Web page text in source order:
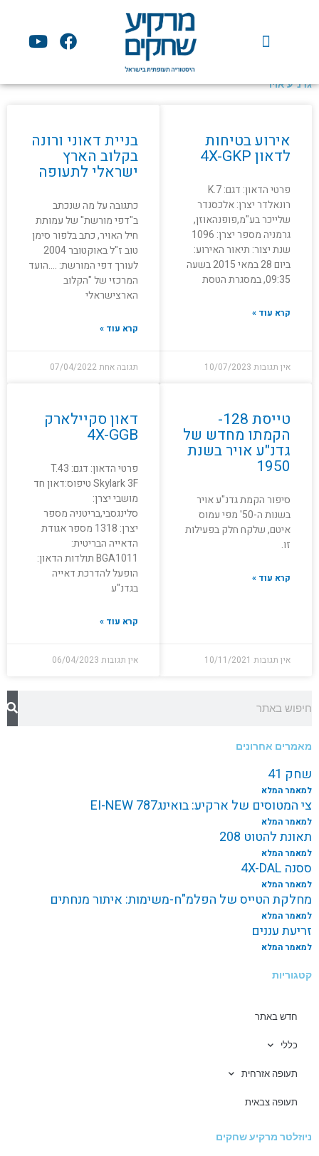
F
a
e
o
k
Y
o
t
e
גדנ"ע אויר
אירוע בטיחות
לדאון 4X-GKP
פרטי הדאון: דגם: K.7
רונאלדר יצרן: אלכסנדר
שלייכר בע"מ,פופנהאוזן,
גרמניה מספר יצרן: 1096
שנת יצור: תיאור האירוע:
ביום 28 במאי 2015 בשעה
09:35, במסגרת הטסת
קרא עוד »
אין תגובות 10/07/2023
בניית דאוני ורונה
בקלוב הארץ
ישראלי לתעופה
כתגובה על מה שנכתב
ב"דפי מורשת" של עמותת
חיל האויר, כתב בלפור סימן
טוב ז"ל באוקטובר 2004
לעורך דפי המורשת: ….הועד
המרכזי של "הקלוב
הארצישראלי
קרא עוד »
תגובה אחת07/04/2022
טייסת 128-
הקמתו מחדש של
גדנ"ע אויר בשנת
1950
סיפור הקמת גדנ"ע אויר
בשנות ה-50' מפי עמוס
איטם, שלקח חלק בפעילות
זו.
קרא עוד »
אין תגובות 10/11/2021
דאון סקיילארק
4X-GGB
פרטי הדאון: דגם: T.43
Skylark 3F טיפוס:דאון חד
מושבי יצרן:
סלינגסבי,בריטניה מספר
יצרן: 1318 מספר אגודת
הדאייה הבריטית:
BGA1011 תולדות הדאון:
הופעל להדרכת דאייה
בגדנ"ע
קרא עוד »
אין תגובות 06/04/2023
מאמרים אחרונים
שחק 41
למאמר המלא
צי המטוסים של ארקיע: בואינג787 EI-NEW
למאמר המלא
תאונת להטוט 208
למאמר המלא
ססנה 4X-DAL
למאמר המלא
מחלקת הטייס של הפלמ"ח-משימות: איתור מנחתים
למאמר המלא
זריעת עננים
למאמר המלא
קטגוריות
חדש באתר
כללי
תעופה אזרחית
תעופה צבאית
ניוזלטר מרקיע שחקים